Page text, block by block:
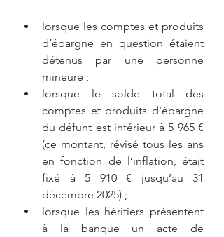
lorsque les comptes et produits
d’épargne en question étaient
détenus par une personne
mineure ;
lorsque le solde total des
comptes et produits d'épargne
du défunt est inférieur à 5 965 €
(ce montant, révisé tous les ans
en fonction de l’inflation, était
fixé à 5 910 € jusqu’au 31
décembre 2025) ;
lorsque les héritiers présentent
à la banque un acte de